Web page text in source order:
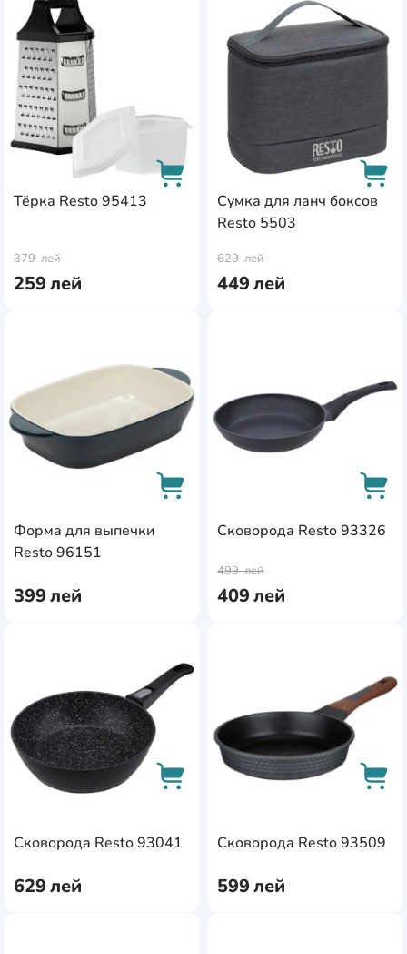
Тёрка Resto 95413
259лей
379лей
AddCardToFavourite
Сумка для ланч боксов
Resto 5503
449лей
629лей
Форма для выпечки
Resto 96151
399лей
Сковорода Resto 93326
409лей
499лей
Сковорода Resto 93041
629лей
AddCardToCart
Сковорода Resto 93509
599лей